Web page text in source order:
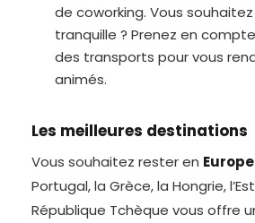
de coworking. Vous
tranquille ? Prenez en
des transports pour vous
animés.
Les meilleures destinations
Vous souhaitez rester en Europe
Portugal, la Grèce, la Hongrie,
République Tchèque vous offre